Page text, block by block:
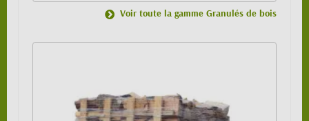
Voir toute la gamme Granulés de bois